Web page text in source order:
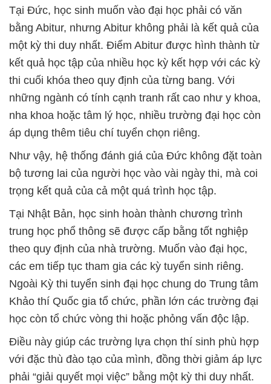
Tại Đức, học sinh muốn vào đại học phải có văn
bằng Abitur, nhưng Abitur không phải là kết quả của
một kỳ thi duy nhất. Điểm Abitur được hình thành từ
kết quả học tập của nhiều học kỳ kết hợp với các kỳ
thi cuối khóa theo quy định của từng bang. Với
những ngành có tính cạnh tranh rất cao như y khoa,
nha khoa hoặc tâm lý học, nhiều trường đại học còn
áp dụng thêm tiêu chí tuyển chọn riêng.
Như vậy, hệ thống đánh giá của Đức không đặt toàn
bộ tương lai của người học vào vài ngày thi, mà coi
trọng kết quả của cả một quá trình học tập.
Tại Nhật Bản, học sinh hoàn thành chương trình
trung học phổ thông sẽ được cấp bằng tốt nghiệp
theo quy định của nhà trường. Muốn vào đại học,
các em tiếp tục tham gia các kỳ tuyển sinh riêng.
Ngoài Kỳ thi tuyển sinh đại học chung do Trung tâm
Khảo thí Quốc gia tổ chức, phần lớn các trường đại
học còn tổ chức vòng thi hoặc phỏng vấn độc lập.
Điều này giúp các trường lựa chọn thí sinh phù hợp
với đặc thù đào tạo của mình, đồng thời giảm áp lực
phải “giải quyết mọi việc” bằng một kỳ thi duy nhất.